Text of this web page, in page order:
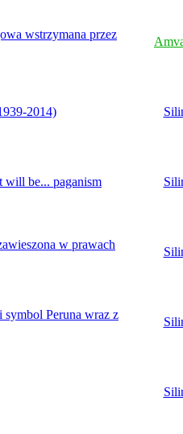
wstrzymana przez
2014)
will be... paganism
w prawach
Peruna wraz z